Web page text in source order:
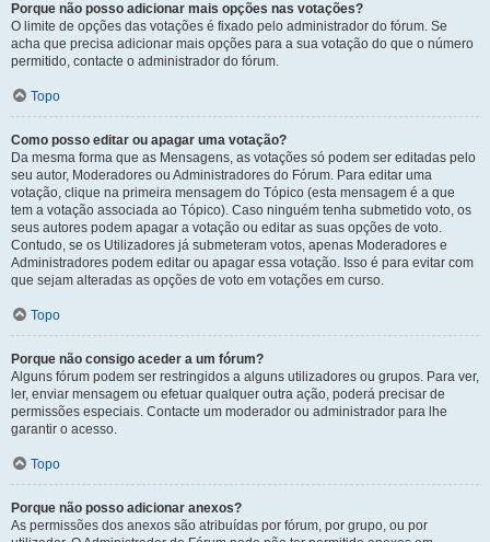
Porque não posso adicionar mais opções nas votações?
O limite de opções das votações é fixado pelo administrador do fórum. Se
acha que precisa adicionar mais opções para a sua votação do que o número
permitido, contacte o administrador do fórum.
Topo
Como posso editar ou apagar uma votação?
Da mesma forma que as Mensagens, as votações só podem ser editadas pelo
seu autor, Moderadores ou Administradores do Fórum. Para editar uma
votação, clique na primeira mensagem do Tópico (esta mensagem é a que
tem a votação associada ao Tópico). Caso ninguém tenha submetido voto, os
seus autores podem apagar a votação ou editar as suas opções de voto.
Contudo, se os Utilizadores já submeteram votos, apenas Moderadores e
Administradores podem editar ou apagar essa votação. Isso é para evitar com
que sejam alteradas as opções de voto em votações em curso.
Topo
Porque não consigo aceder a um fórum?
Alguns fórum podem ser restringidos a alguns utilizadores ou grupos. Para ver,
ler, enviar mensagem ou efetuar qualquer outra ação, poderá precisar de
permissões especiais. Contacte um moderador ou administrador para lhe
garantir o acesso.
Topo
Porque não posso adicionar anexos?
As permissões dos anexos são atribuídas por fórum, por grupo, ou por